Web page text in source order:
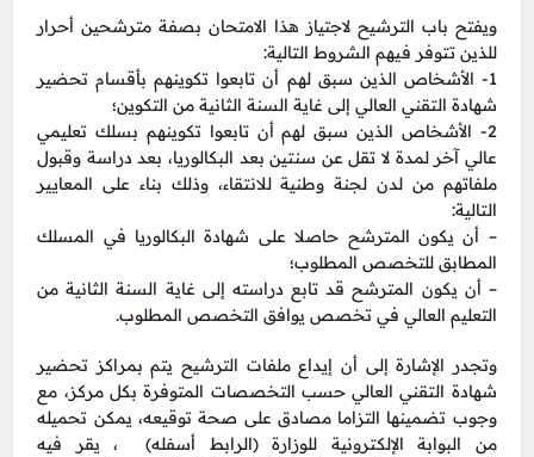
ويفتح باب الترشيح لاجتياز هذا الامتحان بصفة مترشحين أحرار
للذين تتوفر فيهم الشروط التالية:
1- الأشخاص الذين سبق لهم أن تابعوا تكوينهم بأقسام تحضير
شهادة التقني العالي إلى غاية السنة الثانية من التكوين؛
2- الأشخاص الذين سبق لهم أن تابعوا تكوينهم بسلك تعليمي
عالي آخر لمدة لا تقل عن سنتين بعد البكالوريا، بعد دراسة وقبول
ملفاتهم من لدن لجنة وطنية للانتقاء، وذلك بناء على المعايير
التالية:
– أن يكون المترشح حاصلا على شهادة البكالوريا في المسلك
المطابق للتخصص المطلوب؛
– أن يكون المترشح قد تابع دراسته إلى غاية السنة الثانية من
التعليم العالي في تخصص يوافق التخصص المطلوب.
وتجدر الإشارة إلى أن إيداع ملفات الترشيح يتم بمراكز تحضير
شهادة التقني العالي حسب التخصصات المتوفرة بكل مركز، مع
وجوب تضمينها التزاما مصادق على صحة توقيعه، يمكن تحميله
من البوابة الإلكترونية للوزارة (الرابط أسفله) ، يقر فيه